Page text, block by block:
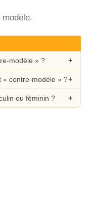
modèle.
modèle » ?
« contre-modèle » ?
ou féminin ?